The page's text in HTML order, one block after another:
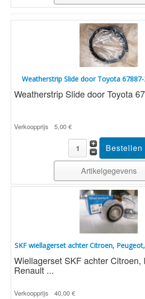
Weatherstrip Slide door Toyota
Weatherstrip Slide door Toyota
Verkoopprijs 5,00 €
Artikelgegevens
SKF wiellagerset achter Citroen,
Wiellagerset SKF achter Citroen,
Renault ...
Verkoopprijs 40,00 €